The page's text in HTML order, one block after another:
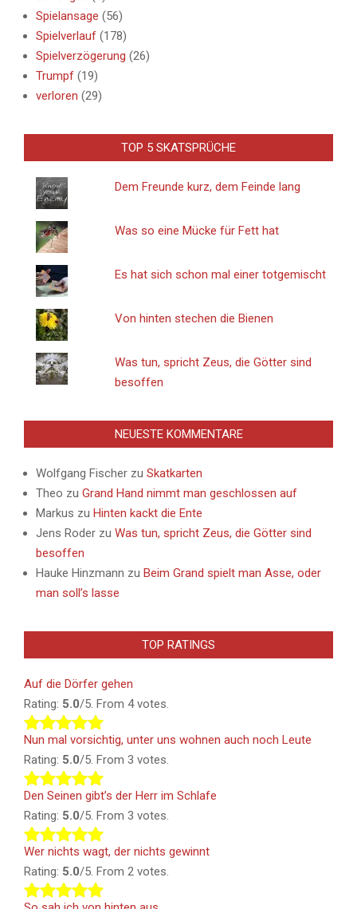
Spielansage (56)
Spielverlauf (178)
Spielverzögerung (26)
Trumpf (19)
verloren (29)
TOP 5 SKATSPRÜCHE
Dem Freunde kurz, dem Feinde lang
Was so eine Mücke für Fett hat
Es hat sich schon mal einer totgemischt
Von hinten stechen die Bienen
Was tun, spricht Zeus, die Götter sind
besoffen
NEUESTE KOMMENTARE
Wolfgang Fischer zu Skatkarten
Theo zu Grand Hand nimmt man geschlossen auf
Markus zu Hinten kackt die Ente
Jens Roder zu Was tun, spricht Zeus, die Götter sind
besoffen
Hauke Hinzmann zu Beim Grand spielt man Asse, oder
man soll’s lasse
TOP RATINGS
Auf die Dörfer gehen
Rating: 5.0/5. From 4 votes.
Nun mal vorsichtig, unter uns wohnen auch noch Leute
Rating: 5.0/5. From 3 votes.
Den Seinen gibt’s der Herr im Schlafe
Rating: 5.0/5. From 3 votes.
Wer nichts wagt, der nichts gewinnt
Rating: 5.0/5. From 2 votes.